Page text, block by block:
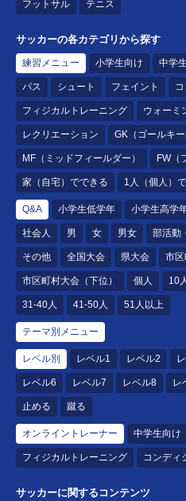
フットサル テニス
サッカーの各カテゴリから探す
練習メニュー 小学生向け 中学
パス シュート フェイント
フィジカルトレーニング ウォーミ
レクリエーション GK（ゴールキー
MF（ミッドフィールダー） FW（
家（自宅）でできる 1人（個人）
Q&A 小学生低学年 小学生高学
社会人 男 女 男女 部活動
その他 全国大会 県大会 市区
市区町村大会（下位） 個人 10
31-40人 41-50人 51人以上
テーマ別メニュー
レベル別 レベル1 レベル2
レベル6 レベル7 レベル8 レ
止める 蹴る
オンライントレーナー 中学生向け
フィジカルトレーニング コンディ
サッカーに関するコンテンツ